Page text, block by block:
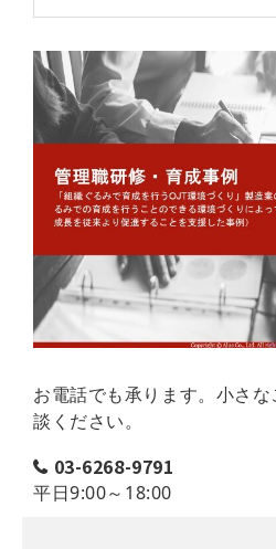
お電話でも承ります。小さ
談ください。
03-6268-9791
平日9:00～18:00